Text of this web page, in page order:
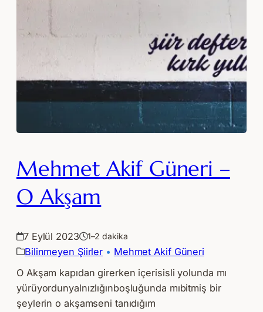
Mehmet Akif Güneri –
O Akşam
7 Eylül 2023 1–2 dakika
Bilinmeyen Şiirler • Mehmet Akif Güneri
O Akşam kapıdan girerken içerisisli yolunda mı
yürüyordunyalnızlığınboşluğunda mıbitmiş bir
şeylerin o akşamseni tanıdığım